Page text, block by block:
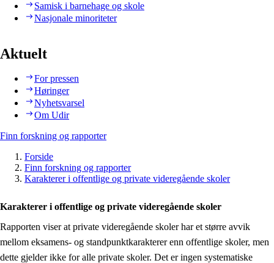
Samisk i barnehage og skole
Nasjonale minoriteter
Aktuelt
For pressen
Høringer
Nyhetsvarsel
Om Udir
Finn forskning og rapporter
Forside
Finn forskning og rapporter
Karakterer i offentlige og private videregående skoler
Karakterer i offentlige og private videregående skoler
Rapporten viser at private videregående skoler har et større avvik
mellom eksamens- og standpunktkarakterer enn offentlige skoler, men
dette gjelder ikke for alle private skoler. Det er ingen systematiske